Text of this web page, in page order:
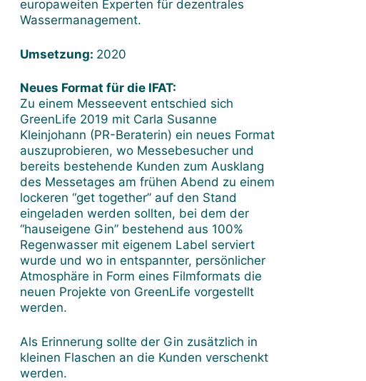
europaweiten Experten für dezentrales
Wassermanagement.
Umsetzung: 2020
Neues Format für die IFAT:
Zu einem Messeevent entschied sich
GreenLife 2019 mit Carla Susanne
Kleinjohann (PR-Beraterin) ein neues Format
auszuprobieren, wo Messebesucher und
bereits bestehende Kunden zum Ausklang
des Messetages am frühen Abend zu einem
lockeren “get together” auf den Stand
eingeladen werden sollten, bei dem der
“hauseigene Gin” bestehend aus 100%
Regenwasser mit eigenem Label serviert
wurde und wo in entspannter, persönlicher
Atmosphäre in Form eines Filmformats die
neuen Projekte von GreenLife vorgestellt
werden.
Als Erinnerung sollte der Gin zusätzlich in
kleinen Flaschen an die Kunden verschenkt
werden.